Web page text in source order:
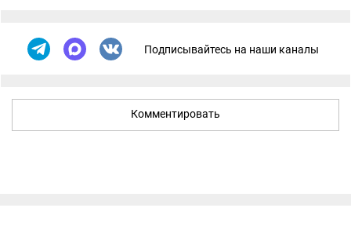
Подписывайтесь на наши каналы
Комментировать